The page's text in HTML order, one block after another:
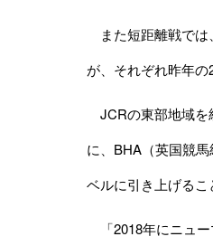
また短距離戦では
が、それぞれ昨年の
JCRの東部地域を
に、BHA（英国競
ベルに引き上げるこ
「2018年にニュー